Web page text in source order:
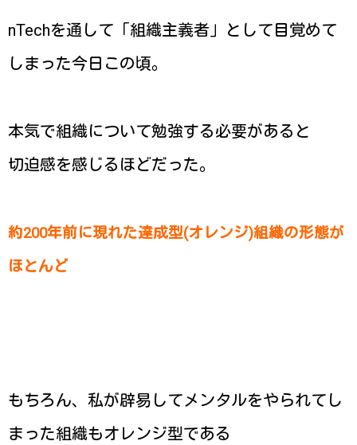
nTechを通して「組織主義者」として目覚めて
しまった今日この頃。
本気で組織について勉強する必要があると
切迫感を感じるほどだった。
約200年前に現れた達成型(オレンジ)組織の形態が
ほとんど
もちろん、私が辟易してメンタルをやられてし
まった組織もオレンジ型である